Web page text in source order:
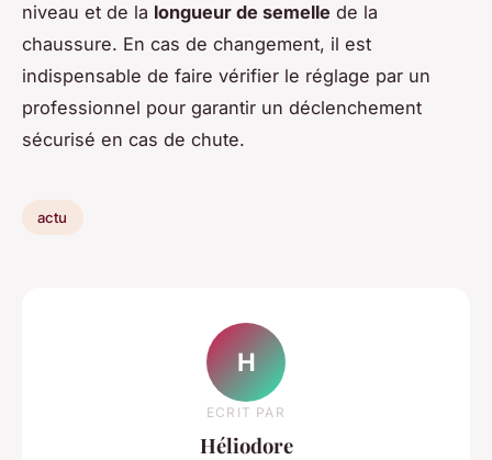
niveau et de la longueur de semelle de la
chaussure. En cas de changement, il est
indispensable de faire vérifier le réglage par un
professionnel pour garantir un déclenchement
sécurisé en cas de chute.
actu
H
ECRIT PAR
Héliodore